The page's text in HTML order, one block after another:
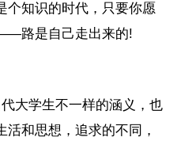
个知识的时代，只要你愿
路是自己走出来的!
大学生不一样的涵义，也
和思想，追求的不同，